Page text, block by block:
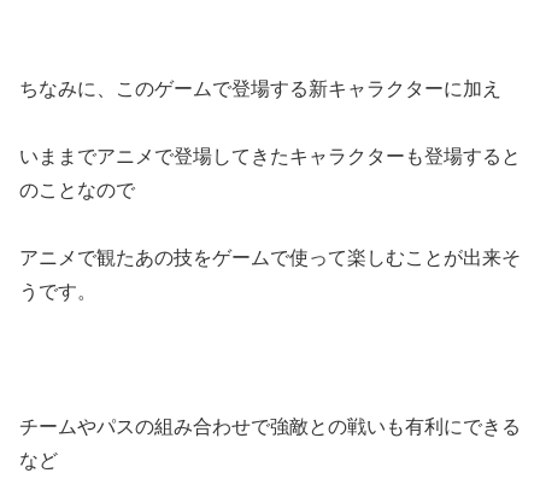
ちなみに、このゲームで登場する新キャラクターに加え
いままでアニメで登場してきたキャラクターも登場すると
のことなので
アニメで観たあの技をゲームで使って楽しむことが出来そ
うです。
チームやパスの組み合わせで強敵との戦いも有利にできる
など